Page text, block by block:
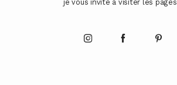
je vous invite à visiter les